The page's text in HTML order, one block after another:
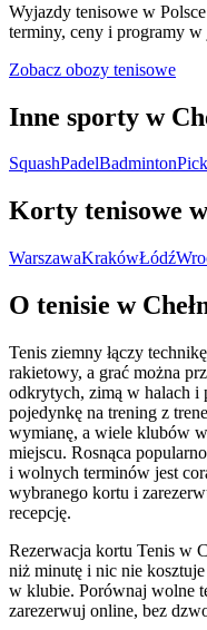
Wyjazdy tenisowe w
terminy, ceny i programy w
Zobacz obozy tenisowe
Inne sporty w
SquashPadelBadminton
Korty tenisowe
WarszawaKrakówŁódź
O tenisie w
Tenis ziemny łączy
rakietowy, a grać można
odkrytych, zimą w halach i
pojedynkę na trening z
wymianę, a wiele klubów
miejscu. Rosnąca
i wolnych terminów jest
wybranego kortu i
recepcję.
Rezerwacja kortu Tenis w
niż minutę i nic nie
w klubie. Porównaj wolne
zarezerwuj online, bez